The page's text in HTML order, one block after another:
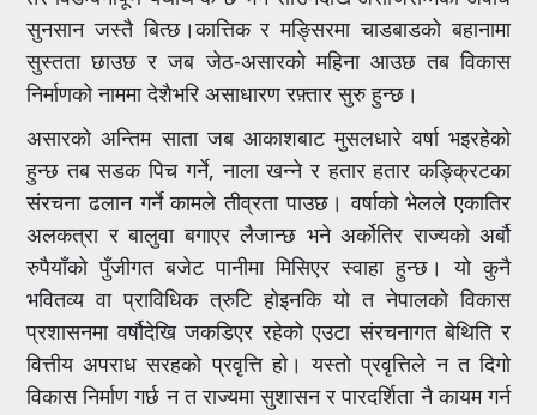
सुनसान जस्तै बित्छ।कात्तिक र मङ्सिरमा चाडबाडको बहानामा
सुस्तता छाउछ र जब जेठ-असारको महिना आउछ तब विकास
निर्माणको नाममा देशैभरि असाधारण रफ़्तार सुरु हुन्छ।
असारको अन्तिम साता जब आकाशबाट मुसलधारे वर्षा भइरहेको
हुन्छ तब सडक पिच गर्ने, नाला खन्ने र हतार हतार कङ्क्रिटका
संरचना ढलान गर्ने कामले तीव्रता पाउछ। वर्षाको भेलले एकातिर
अलकत्रा र बालुवा बगाएर लैजान्छ भने अर्कोतिर राज्यको अर्बौ
रुपैयाँको पुँजीगत बजेट पानीमा मिसिएर स्वाहा हुन्छ। यो कुनै
भवितव्य वा प्राविधिक त्रुटि होइनकि यो त नेपालको विकास
प्रशासनमा वर्षौदेखि जकडिएर रहेको एउटा संरचनागत बेथिति र
वित्तीय अपराध सरहको प्रवृत्ति हो। यस्तो प्रवृत्तिले न त दिगो
विकास निर्माण गर्छ न त राज्यमा सुशासन र पारदर्शिता नै कायम गर्न